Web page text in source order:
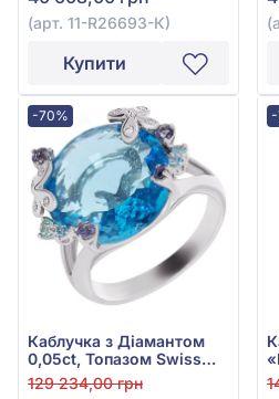
бірюзою 0,32ct та
іолітом 0,51ct, арт. 11-
(арт. 11-R26693-К)
Купити
-70%
Каблучка з Діамантом
0,05ct, Топазом Swiss
Blue 7,71ct та Аметистом
0,06ct з білого золота
129 234,00 грн